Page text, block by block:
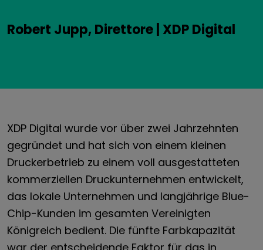
Robert Jupp, Direttore | XDP Digital
XDP Digital wurde vor über zwei Jahrzehnten
gegründet und hat sich von einem kleinen
Druckerbetrieb zu einem voll ausgestatteten
kommerziellen Druckunternehmen entwickelt,
das lokale Unternehmen und langjährige Blue-
Chip-Kunden im gesamten Vereinigten
Königreich bedient. Die fünfte Farbkapazität